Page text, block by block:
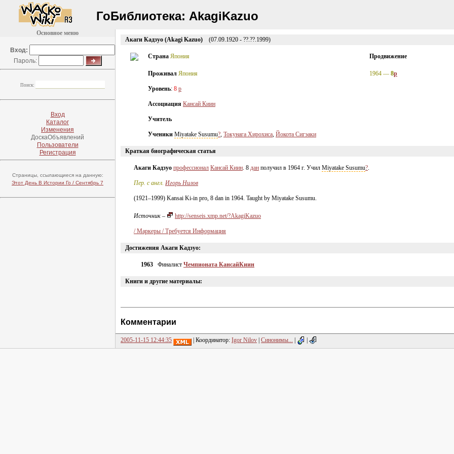
ГоБиблиотека: AkagiKazuo
Основное меню
Вход:
Пароль:
Поиск:
Вход
Каталог
Изменения
ДоскаОбъявлений
Пользователи
Регистрация
Страницы, ссылающиеся на данную:
Этот День В Истории Го / Сентябрь 7
Акаги Кадзуо (Akagi Kazuo) (07.09.1920 - ??.??.1999)
Страна Япония
Проживал Япония
Уровень: 8 p
Ассоциация Кансай Киин
Учитель
Ученики Miyatake Susumu?, Токунага Хирохиса, Йокота Сигэаки
Продвижение
1964 — 8p
Краткая биографическая статья
Акаги Кадзуо профессионал Кансай Киин. 8 дан получил в 1964 г. Учил Miyatake Susumu?.
Пер. с англ. Игорь Нилов
(1921–1999) Kansai Ki-in pro, 8 dan in 1964. Taught by Miyatake Susumu.
Источник – http://senseis.xmp.net/?AkagiKazuo
/ Маркеры / Требуется Информация
Достижения Акаги Кадзуо:
1963 Финалист Чемпионата КансайКиин
Книги и другие материалы:
Комментарии
2005-11-15 12:44:35 | Координатор: Igor Nilov Синонимы...